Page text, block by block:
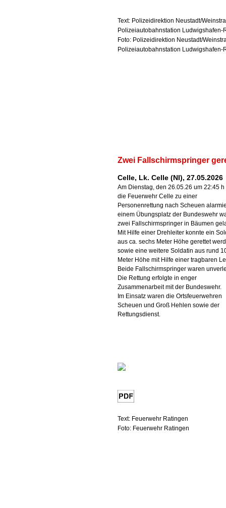
Text: Polizeidirektion Neustadt/
Polizeiautobahnstation Ludwigshafen-
Foto: Polizeidirektion Neustadt/
Polizeiautobahnstation Ludwigshafen-
Zwei Fallschirmspringer
Celle, Lk. Celle (NI), 27.05.2026
Am Dienstag, den 26.05.26 um 22:45
die Feuerwehr Celle zu einer
Personenrettung nach Scheuen
einem Übungsplatz der Bundeswehr
zwei Fallschirmspringer in Bäumen
Mit Hilfe einer Drehleiter konnte ein
aus ca. sechs Meter Höhe gerettet
sowie eine weitere Soldatin aus rund
Meter Höhe mit Hilfe einer tragbaren
Beide Fallschirmspringer waren
Die Rettung erfolgte in enger
Zusammenarbeit mit der Bundeswehr.
Im Einsatz waren die Ortsfeuerwehren
Scheuen und Groß Hehlen sowie der
Rettungsdienst.
Text: Feuerwehr Ratingen
Foto: Feuerwehr Ratingen